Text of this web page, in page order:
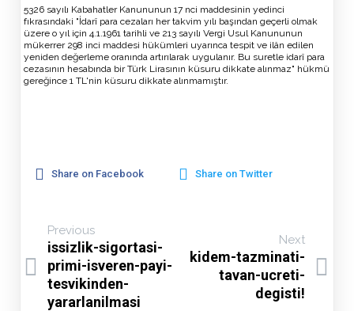
5326 sayılı Kabahatler Kanununun 17 nci maddesinin yedinci
fıkrasındaki "İdarî para cezaları her takvim yılı başından geçerli olmak
üzere o yıl için 4.1.1961 tarihli ve 213 sayılı Vergi Usul Kanununun
mükerrer 298 inci maddesi hükümleri uyarınca tespit ve ilân edilen
yeniden değerleme oranında artırılarak uygulanır. Bu suretle idarî para
cezasının hesabında bir Türk Lirasının küsuru dikkate alınmaz" hükmü
gereğince 1 TL'nin küsuru dikkate alınmamıştır.
Share on Facebook Share on Twitter
Previous
issizlik-sigortasi-
primi-isveren-payi-
tesvikinden-
yararlanilmasi
Next
kidem-tazminati-
tavan-ucreti-
degisti!